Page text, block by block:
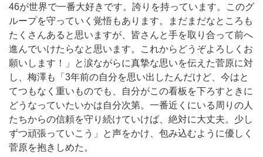
46が世界で一番大好きです。誇りを持っています。このグ
ループを守っていく覚悟もあります。まだまだなところも
たくさんあると思いますが、皆さんと手を取り合って前へ
進んでいけたらなと思います。これからどうぞよろしくお
願いします！」と涙ながらに真摯な思いを伝えた菅原に対
し、梅澤も「3年前の自分を思い出したんだけど、今はと
てつもなく重いものでも、自分がこの看板を下ろすときに
どうなっていたいかは自分次第。一番近くにいる周りの人
たちからの信頼を守り続けていけば、絶対に大丈夫。少し
ずつ頑張っていこう」と声をかけ、包み込むように優しく
菅原を抱きしめた。